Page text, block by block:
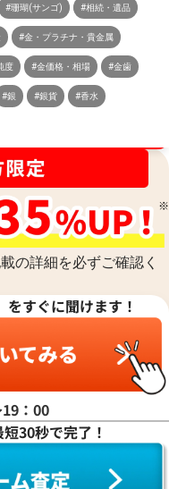
#珊瑚(サンゴ) #相続・遺品
#金・プラチナ・貴金属
度 #金価格・相場 #金歯
#銀 #銀貨 #香水
の詳細を必ずご確認く
をすぐに聞けます！
：00
30秒で完了！